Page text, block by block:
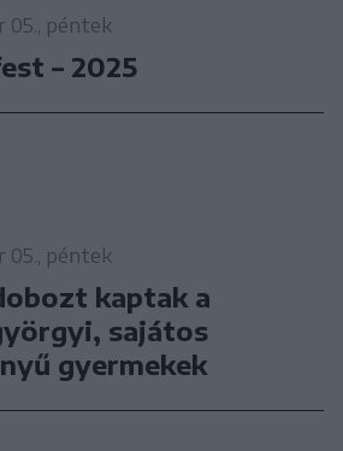
05., péntek
– 2025
05., péntek
kaptak a
sajátos
gyermekek